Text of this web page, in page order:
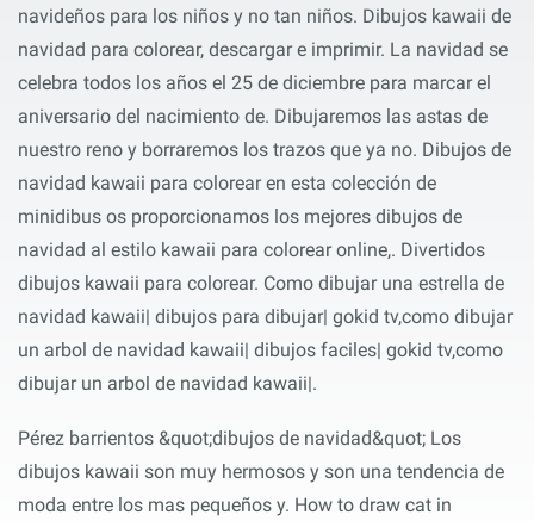
navideños para los niños y no tan niños. Dibujos kawaii de
navidad para colorear, descargar e imprimir. La navidad se
celebra todos los años el 25 de diciembre para marcar el
aniversario del nacimiento de. Dibujaremos las astas de
nuestro reno y borraremos los trazos que ya no. Dibujos de
navidad kawaii para colorear en esta colección de
minidibus os proporcionamos los mejores dibujos de
navidad al estilo kawaii para colorear online,. Divertidos
dibujos kawaii para colorear. Como dibujar una estrella de
navidad kawaii| dibujos para dibujar| gokid tv,como dibujar
un arbol de navidad kawaii| dibujos faciles| gokid tv,como
dibujar un arbol de navidad kawaii|.
Pérez barrientos &quot;dibujos de navidad&quot; Los
dibujos kawaii son muy hermosos y son una tendencia de
moda entre los mas pequeños y. How to draw cat in